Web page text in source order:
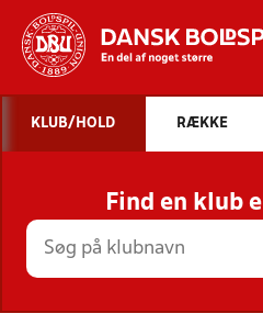
STILLINGER,
KLUB/HOLD RÆKKE
Find en klub